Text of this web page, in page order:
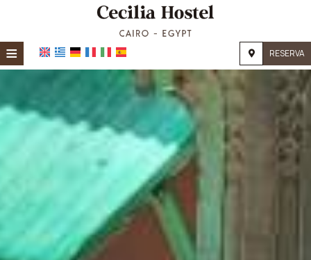
≡ RESERVA
Home
Ubicación
Alojamiento
Instalaciones
Galería
Investigación
Contacto